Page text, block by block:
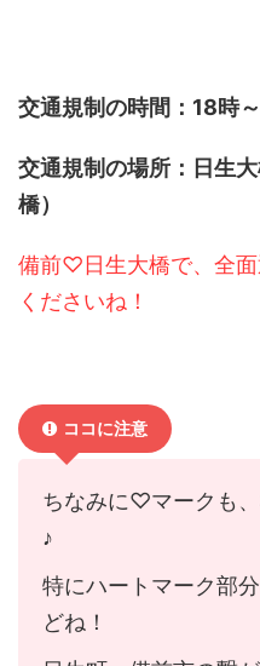
交通規制の時間：18時
交通規制の場所：日生
橋）
備前♡日生大橋で、全
くださいね！
ココに注意
ちなみに♡マークも
♪
特にハートマーク部
どね！